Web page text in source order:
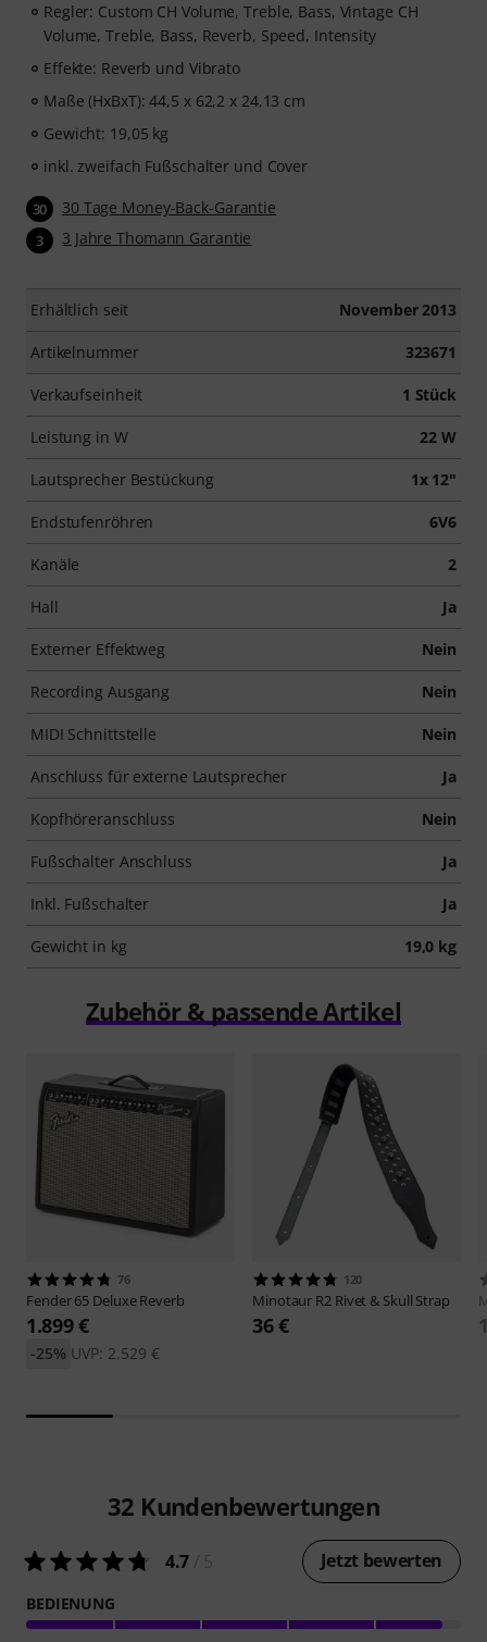
Regler: Custom CH Volume, Treble, Bass, Vintage CH
Volume, Treble, Bass, Reverb, Speed, Intensity
Effekte: Reverb und Vibrato
Maße (HxBxT): 44,5 x 62,2 x 24,13 cm
Gewicht: 19,05 kg
inkl. zweifach Fußschalter und Cover
30 30 Tage Money-Back-Garantie
3 3 Jahre Thomann Garantie
Erhältlich seit November 2013
Artikelnummer 323671
Verkaufseinheit 1 Stück
Leistung in W 22 W
Lautsprecher Bestückung 1x 12"
Endstufenröhren 6V6
Kanäle 2
Hall Ja
Externer Effektweg Nein
Recording Ausgang Nein
MIDI Schnittstelle Nein
Anschluss für externe Lautsprecher Ja
Kopfhöreranschluss Nein
Fußschalter Anschluss Ja
Inkl. Fußschalter Ja
Gewicht in kg 19,0 kg
Zubehör & passende Artikel
76
Fender65 Deluxe Reverb
1.899 €
UVP: 2.529 €
-25%
120
Minotaur R2 Rivet & Skull Strap
36 €
32 Kundenbewertungen
4.7 Jetzt bewerten
BEDIENUNG